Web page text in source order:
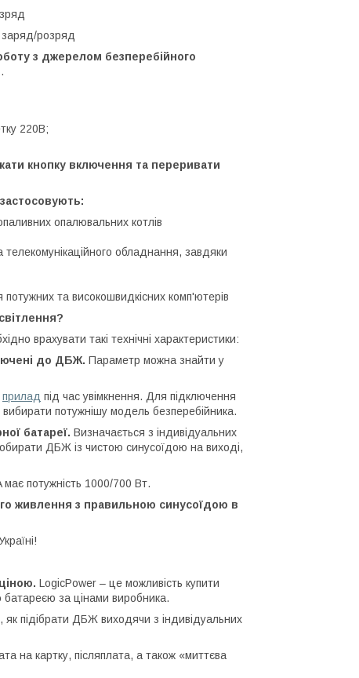
заряд/розряд
з джерелом безперебійного
220В;
кнопку включення та переривати
опалювальних котлів
обладнання, завдяки
та високошвидкісних комп'ютерів
врахувати такі технічні характеристики:
до ДБЖ. Параметр можна знайти у
прилад під час увімкнення. Для підключення
потужнішу модель безперебійника.
батареї. Визначається з індивідуальних
ДБЖ із чистою синусоїдою на виході,
потужність 1000/700 Вт.
живлення з правильною синусоїдою в
LogicPower – це можливість купити
батареєю за цінами виробника.
як підібрати ДБЖ виходячи з індивідуальних
на картку, післяплата, а також «миттєва